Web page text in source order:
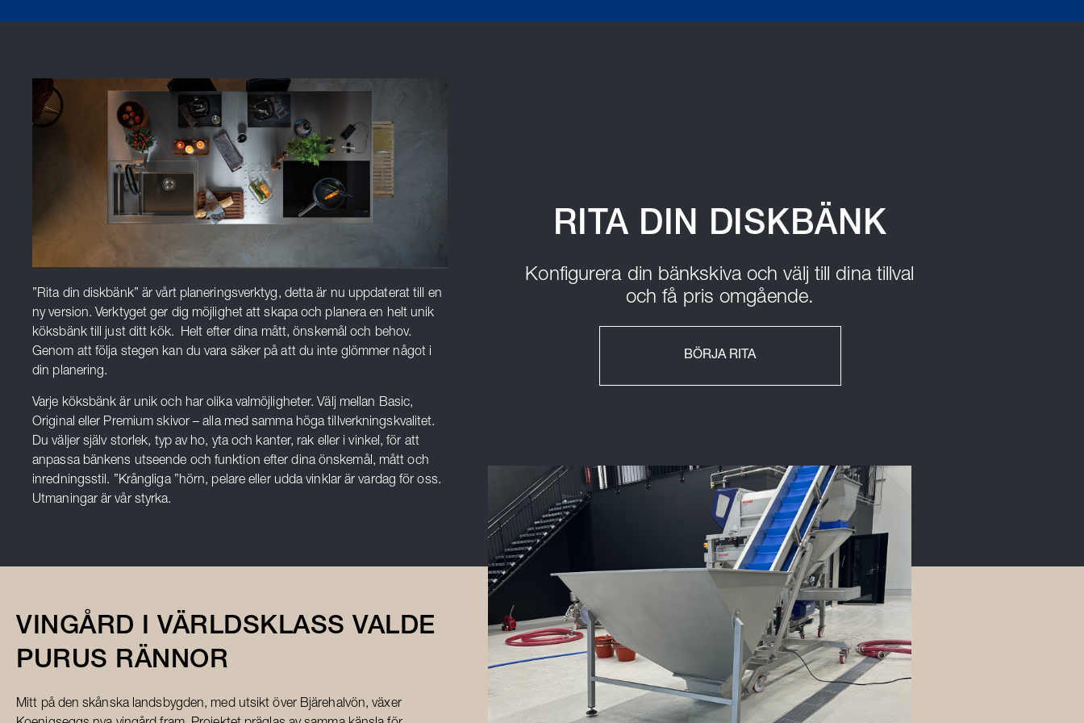
”Rita din diskbänk” är vårt planeringsverktyg, detta är nu uppdaterat till en
ny version. Verktyget ger dig möjlighet att skapa och planera en helt unik
köksbänk till just ditt kök. Helt efter dina mått, önskemål och behov.
Genom att följa stegen kan du vara säker på att du inte glömmer något i
din planering.
Varje köksbänk är unik och har olika valmöjligheter. Välj mellan Basic,
Original eller Premium skivor – alla med samma höga tillverkningskvalitet.
Du väljer själv storlek, typ av ho, yta och kanter, rak eller i vinkel, för att
anpassa bänkens utseende och funktion efter dina önskemål, mått och
inredningsstil. ”Krångliga ”hörn, pelare eller udda vinklar är vardag för oss.
Utmaningar är vår styrka.
RITA DIN DISKBÄNK
Konfigurera din bänkskiva och välj till dina tillval
och få pris omgående.
BÖRJA RITA
VINGÅRD I VÄRLDSKLASS VALDE
PURUS RÄNNOR
Mitt på den skånska landsbygden, med utsikt över Bjärehalvön, växer